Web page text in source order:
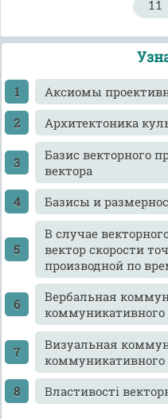
11
Аксиомы
Архитектоника
Базис векторного
вектора
Базисы и
В случае
вектор скорости
производной по
Вербальная
коммуникативного
Визуальная
коммуникативного
Властивості